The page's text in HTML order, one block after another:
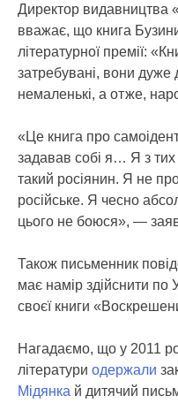
Директор видавництва
вважає, що книга
літературної премії:
затребувані, вони дуже
немаленькі, а отже,
«Це книга про
задавав собі я… Я з тих
такий росіянин. Я не
російське. Я чесно
цього не боюся», —
Також письменник
має намір здійснити по
своєї книги
Нагадаємо, що у 2011
літератури одержали
Мідянка й дитячий